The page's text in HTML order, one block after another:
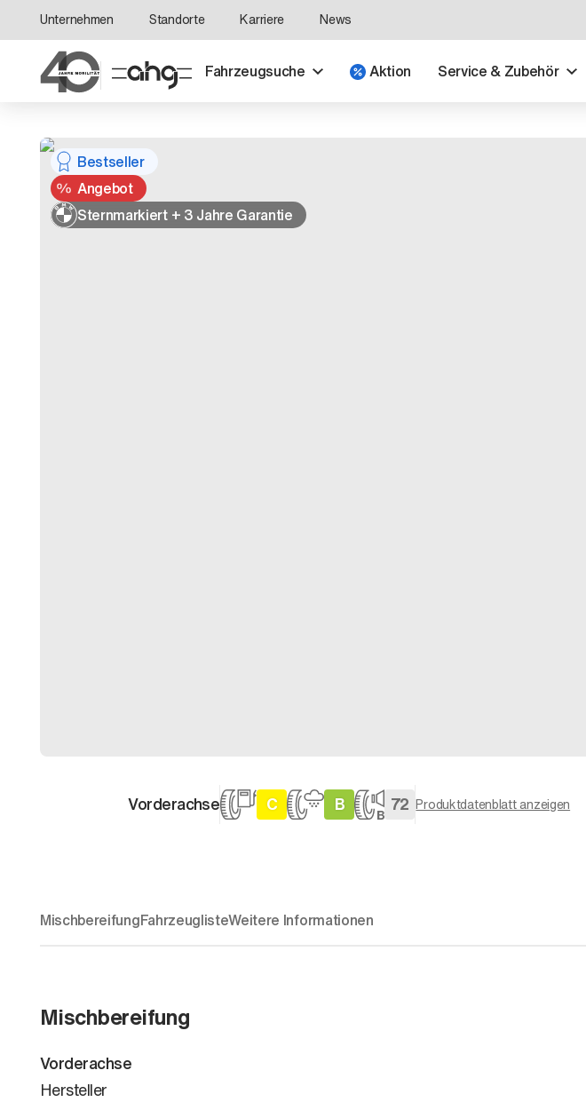
Unternehmen Standorte Karriere News
Fahrzeugsuche Aktion Service & Zubehör
MischbereifungFahrzeuglisteWeitere Informationen
Mischbereifung
Vorderachse
Hersteller
Bestseller
Angebot
Sternmarkiert + 3 Jahre Garantie
Vorderachse C B 72 Produktdatenblatt anzeigen